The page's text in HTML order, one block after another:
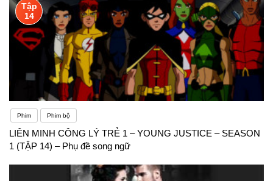
Tập
14
Phim Phim bộ
LIÊN MINH CÔNG LÝ TRẺ 1 – YOUNG JUSTICE – SEASON
1 (TẬP 14) – Phụ đề song ngữ